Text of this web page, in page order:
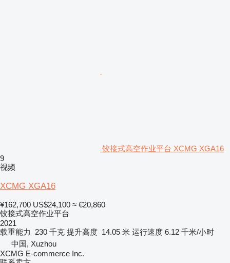
铰接式高空作业平台 XCMG XGA16
9
视频
XCMG XGA16
¥162,700 US$24,100 ≈ €20,860
铰接式高空作业平台
2021
载重能力
230 千克 提升高度 14.05 米 运行速度 6.12 千米/小时
中国, Xuzhou
XCMG E-commerce Inc.